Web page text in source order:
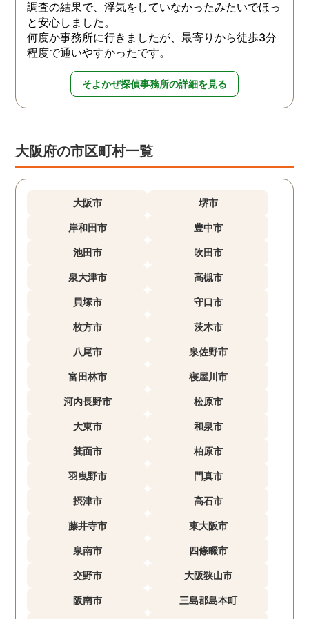
調査の結果で、浮気をしていなかったみたいでほっ
と安心しました。
何度か事務所に行きましたが、最寄りから徒歩3分
程度で通いやすかったです。
そよかぜ探偵事務所の詳細を見る
大阪府の市区町村一覧
大阪市 堺市
岸和田市 豊中市
池田市 吹田市
泉大津市 高槻市
貝塚市 守口市
枚方市 茨木市
八尾市 泉佐野市
富田林市 寝屋川市
河内長野市 松原市
大東市 和泉市
箕面市 柏原市
羽曳野市 門真市
摂津市 高石市
藤井寺市 東大阪市
泉南市 四條畷市
交野市 大阪狭山市
阪南市 三島郡島本町